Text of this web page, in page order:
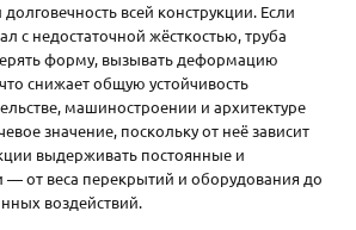
всей конструкции. Если
с недостаточной жёсткостью, труба
форму, вызывать деформацию
снижает общую устойчивость
машиностроении и архитектуре
значение, поскольку от неё зависит
выдерживать постоянные и
— от веса перекрытий и оборудования до
воздействий.